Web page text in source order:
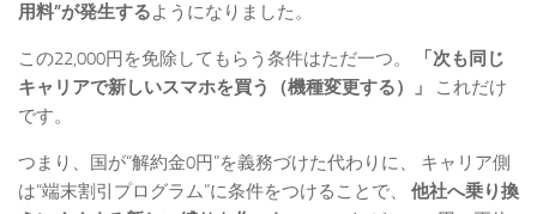
用料”が発生するようになりました。
この22,000円を免除してもらう条件はただ一つ。
「次も同じ
キャリアで新しいスマホを買う（機種変更する）」
これだけ
です。
つまり、国が“解約金0円”を義務づけた代わりに、 キャリア側
は“端末割引プログラム”に条件をつけることで、 他社へ乗り換